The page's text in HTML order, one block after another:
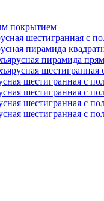
покрытием
шестигранная с
пирамида
пирамида
шестигранная с
шестигранная с
шестигранная с
шестигранная с